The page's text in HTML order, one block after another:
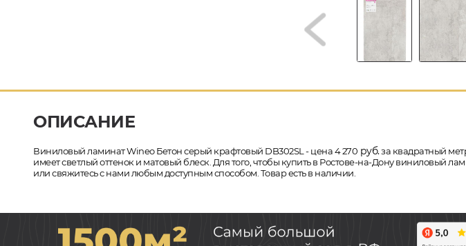
ОПИСАНИЕ
Виниловый ламинат Wineo Бетон серый крафтовый DB302SL - цена 4 270 руб.за квадратный
имеет светлый оттенок и матовый блеск. Для того, чтобы купить в Ростове-на-Дону виниловый
или свяжитесь с нами любым доступным способом. Товар есть в наличии.